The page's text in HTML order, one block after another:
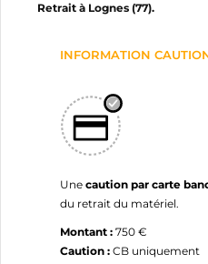
Retrait à Lognes (77).
INFORMATION
Une caution par carte
du retrait du matériel.
Montant : 750 €
Caution : CB uniquement